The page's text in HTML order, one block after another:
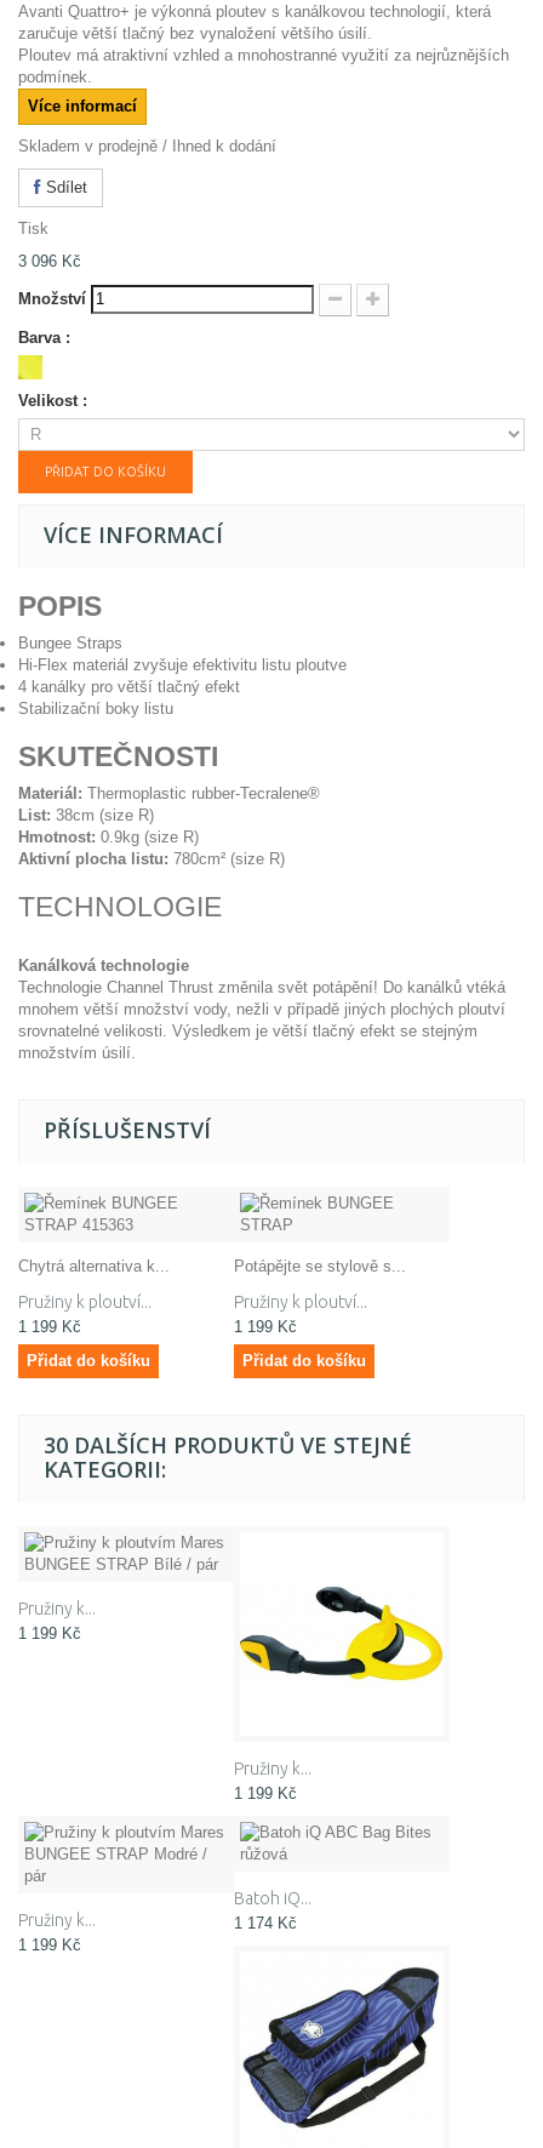
Avanti Quattro+ je výkonná ploutev s kanálkovou technologií, která
zaručuje větší tlačný bez vynaložení většího úsilí.
Ploutev má atraktivní vzhled a mnohostranné využití za nejrůznějších
podmínek.
Více informací
Skladem v prodejně / Ihned k dodání
Sdílet
Tisk
3 096 Kč
Množství
Barva :
Velikost :
PŘIDAT DO KOŠÍKU
VÍCE INFORMACÍ
POPIS
Bungee Straps
Hi-Flex materiál zvyšuje efektivitu listu ploutve
4 kanálky pro větší tlačný efekt
Stabilizační boky listu
SKUTEČNOSTI
Materiál: Thermoplastic rubber-Tecralene®
List: 38cm (size R)
Hmotnost: 0.9kg (size R)
Aktivní plocha listu: 780cm² (size R)
TECHNOLOGIE
Kanálková technologie
Technologie Channel Thrust změnila svět potápění! Do kanálků vtéká
mnohem větší množství vody, nežli v případě jiných plochých ploutví
srovnatelné velikosti. Výsledkem je větší tlačný efekt se stejným
množstvím úsilí.
PŘÍSLUŠENSTVÍ
Chytrá alternativa k...
Pružiny k ploutví...
1 199 Kč
Přidat do košíku
Potápějte se stylově s...
Pružiny k ploutví...
1 199 Kč
Přidat do košíku
30 DALŠÍCH PRODUKTŮ VE STEJNÉ
KATEGORII:
Pružiny k...
1 199 Kč
Pružiny k...
1 199 Kč
Pružiny k...
1 199 Kč
Batoh iQ...
1 174 Kč